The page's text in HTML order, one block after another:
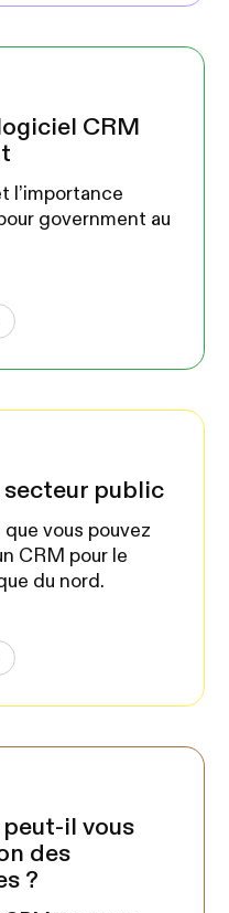
CRM
l’importance
government au
secteur public
vous pouvez
CRM pour le
du nord.
il vous
des
?